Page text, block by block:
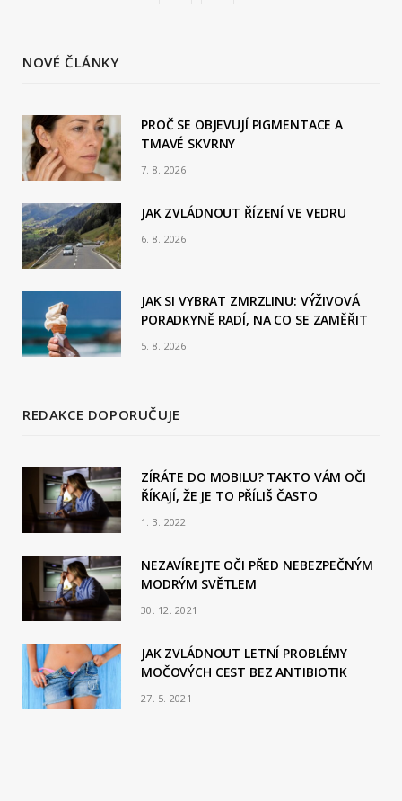
b
o
k
NOVÉ ČLÁNKY
PROČ SE OBJEVUJÍ PIGMENTACE A
TMAVÉ SKVRNY
7. 8. 2026
JAK ZVLÁDNOUT ŘÍZENÍ VE VEDRU
6. 8. 2026
JAK SI VYBRAT ZMRZLINU: VÝŽIVOVÁ
PORADKYNĚ RADÍ, NA CO SE ZAMĚŘIT
5. 8. 2026
REDAKCE DOPORUČUJE
ZÍRÁTE DO MOBILU? TAKTO VÁM OČI
ŘÍKAJÍ, ŽE JE TO PŘÍLIŠ ČASTO
1. 3. 2022
NEZAVÍREJTE OČI PŘED NEBEZPEČNÝM
MODRÝM SVĚTLEM
30. 12. 2021
JAK ZVLÁDNOUT LETNÍ PROBLÉMY
MOČOVÝCH CEST BEZ ANTIBIOTIK
27. 5. 2021